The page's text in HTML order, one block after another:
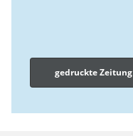
gedruckte Zeitung